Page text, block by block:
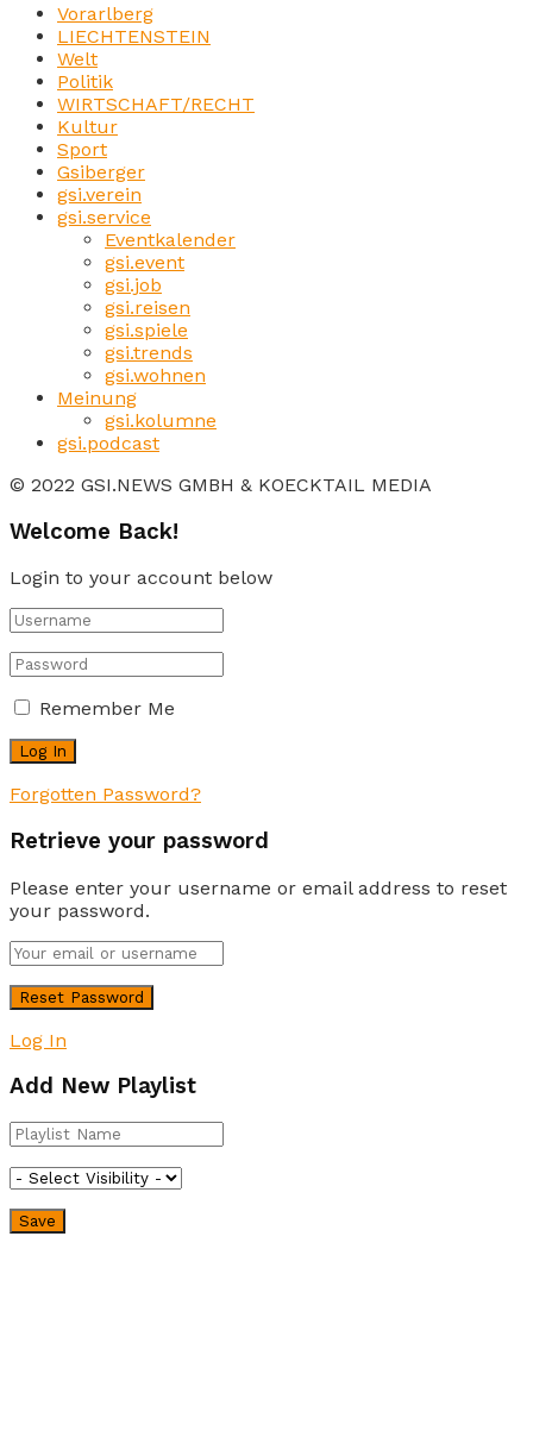
Vorarlberg
LIECHTENSTEIN
Welt
Politik
WIRTSCHAFT/RECHT
Kultur
Sport
Gsiberger
gsi.verein
gsi.service
Eventkalender
gsi.event
gsi.job
gsi.reisen
gsi.spiele
gsi.trends
gsi.wohnen
Meinung
gsi.kolumne
gsi.podcast
© 2022 GSI.NEWS GMBH & KOECKTAIL MEDIA
Welcome Back!
Login to your account below
Remember Me
Forgotten Password?
Retrieve your password
Please enter your username or email address to reset
your password.
Log In
Add New Playlist